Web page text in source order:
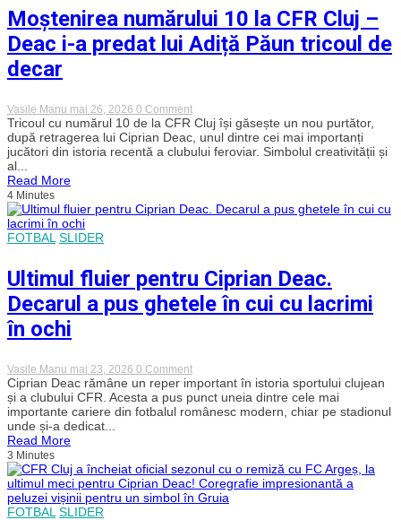
vicepreședintele
clubului!
Marian
Copilu
Gruia
Moștenirea numărului 10 la CFR Cluj –
Deac i-a predat lui Adiță Păun tricoul de
decar
Vasile Manu mai 26, 2026 0 Commenton
Moștenirea
numărului
10
la
Deac
Adiță
Păun
tricoul
de
Tricoul cu numărul 10 de la CFR Cluj își găsește un nou purtător,
după retragerea lui Ciprian Deac, unul dintre cei mai importanți
jucători din istoria recentă a clubului feroviar. Simbolul creativității și
al...
Read More
4 Minutes
FOTBAL SLIDER
Ultimul fluier pentru Ciprian Deac.
Decarul a pus ghetele în cui cu lacrimi
în ochi
Vasile Manu mai 23, 2026 0 Commenton
Ultimul
fluier
pentru
Ciprian
pus
ghetele
în
cui
Ciprian Deac rămâne un reper important în istoria sportului clujean
și a clubului CFR. Acesta a pus punct uneia dintre cele mai
importante cariere din fotbalul românesc modern, chiar pe stadionul
unde și-a dedicat...
Read More
3 Minutes
FOTBAL SLIDER